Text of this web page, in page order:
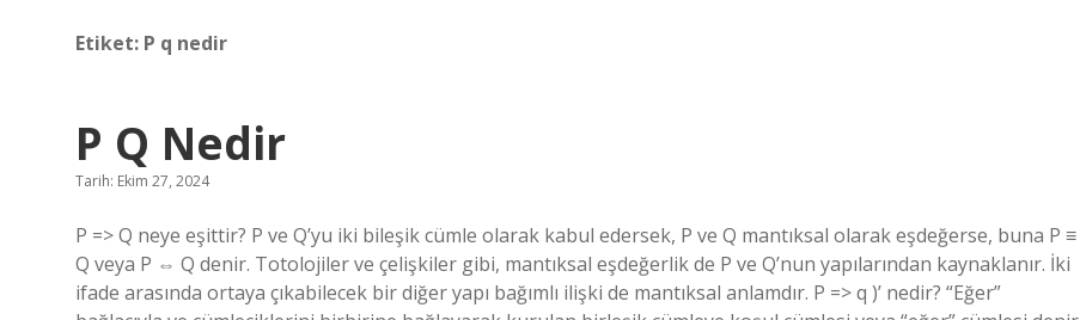
Etiket: P q nedir
P Q Nedir
Tarih: Ekim 27, 2024
P => Q neye eşittir? P ve Q’yu iki bileşik cümle olarak kabul edersek, P ve Q mantıksal olarak eşdeğerse, buna P ≡
Q veya P ⇔ Q denir. Totolojiler ve çelişkiler gibi, mantıksal eşdeğerlik de P ve Q’nun yapılarından kaynaklanır. İki
ifade arasında ortaya çıkabilecek bir diğer yapı bağımlı ilişki de mantıksal anlamdır. P => q )’ nedir? “Eğer”